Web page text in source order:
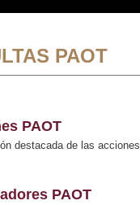
PAOT
PAOT
destacada de las acciones
PAOT